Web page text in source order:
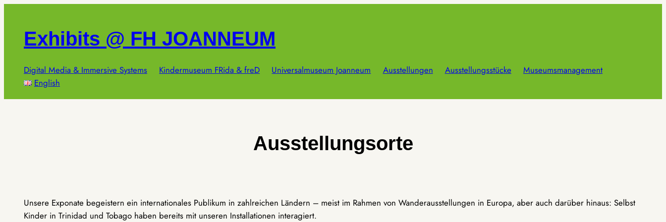
springenExhibits @ FH JOANNEUM
Digital Media & Immersive Systems Kindermuseum FRida & freD Universalmuseum Joanneum Ausstellungen Ausstellungsstücke
Museumsmanagement
English
Ausstellungsorte
Unsere Exponate begeistern ein internationales Publikum in zahlreichen Ländern – meist im Rahmen von Wanderausstellungen in Europa, aber auch darüber hinaus: Selbst
Kinder in Trinidad und Tobago haben bereits mit unseren Installationen interagiert.